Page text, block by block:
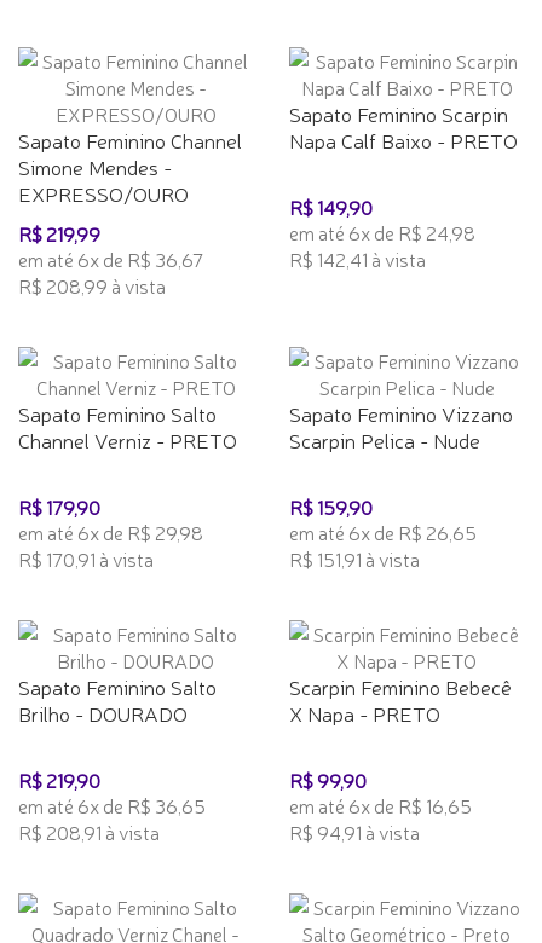
Sapato Feminino Channel
Simone Mendes -
EXPRESSO/OURO
R$ 219,99
em até 6x de R$ 36,67
R$ 208,99 à vista
Sapato Feminino Scarpin
Napa Calf Baixo - PRETO
R$ 149,90
em até 6x de R$ 24,98
R$ 142,41 à vista
Sapato Feminino Salto
Channel Verniz - PRETO
R$ 179,90
em até 6x de R$ 29,98
R$ 170,91 à vista
Sapato Feminino Vizzano
Scarpin Pelica - Nude
R$ 159,90
em até 6x de R$ 26,65
R$ 151,91 à vista
Sapato Feminino Salto
Brilho - DOURADO
R$ 219,90
em até 6x de R$ 36,65
R$ 208,91 à vista
Scarpin Feminino Bebecê
X Napa - PRETO
R$ 99,90
em até 6x de R$ 16,65
R$ 94,91 à vista